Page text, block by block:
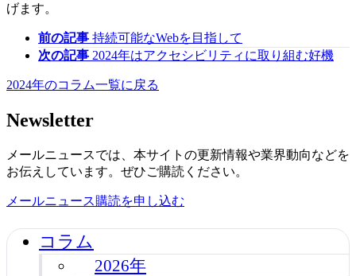
げます。
前の記事 持続可能なWebを目指して
次の記事 2024年はアクセシビリティに取り組む好機
2024年のコラム一覧に戻る
Newsletter
メールニュースでは、本サイトの更新情報や業界動向などを
お伝えしています。ぜひご購読ください。
メールニュース購読を申し込む
コラム
2026年